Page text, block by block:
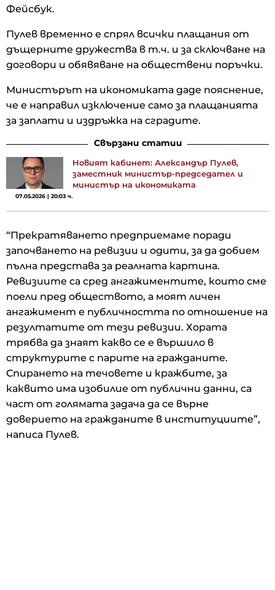
Фейсбук.
Пулев временно е спрял всички плащания от
дъщерните дружества в т.ч. и за сключване на
договори и обявяване на обществени поръчки.
Министърът на икономиката даде пояснение,
че е направил изключение само за плащанията
за заплати и издръжка на сградите.
Свързани статии
Новият кабинет: Александър Пулев,
заместник министър-председател и
министър на икономиката
07.05.2026 | 20:03 ч.
“Прекратяването предприемаме поради
започването на ревизии и одити, за да добием
пълна представа за реалната картина.
Ревизиите са сред ангажиментите, които сме
поели пред обществото, а моят личен
ангажимент е публичността по отношение на
резултатите от тези ревизии. Хората
трябва да знаят какво се е вършило в
структурите с парите на гражданите.
Спирането на течовете и кражбите, за
каквито има изобилие от публични данни, са
част от голямата задача да се върне
доверието на гражданите в институциите”,
написа Пулев.